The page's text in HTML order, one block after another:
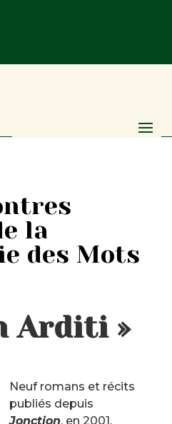
la
des Mots
Arditi »
Neuf romans et récits
publiés depuis
Jonction, en 2001.